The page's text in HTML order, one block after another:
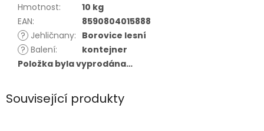
Hmotnost:
10 kg
EAN:
8590804015888
? Jehličnany: Borovice lesní
? Balení:
kontejner
Položka byla vyprodána…
Související produkty